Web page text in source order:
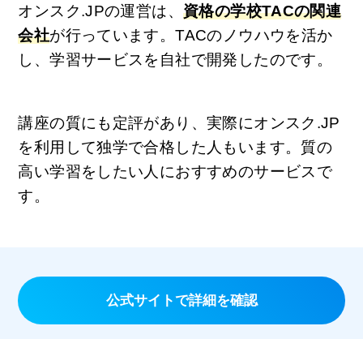
オンスク.JPの運営は、 資格の学校TACの関連
会社が行っています。TACのノウハウを活か
し、学習サービスを自社で開発したのです。
講座の質にも定評があり、実際にオンスク.JP
を利用して独学で合格した人もいます。質の
高い学習をしたい人におすすめのサービスで
す。
公式サイトで詳細を確認